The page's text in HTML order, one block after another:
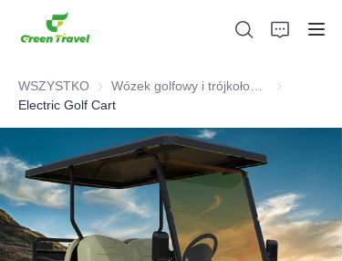
WSZYSTKO
Wózek
Electric Golf Cart
Dom
Produkty
O nas